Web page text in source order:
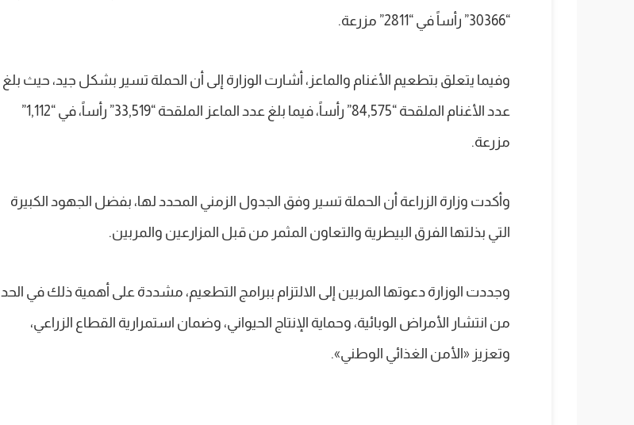
“30366” رأساً في “2811” مزرعة.
وفيما يتعلق بتطعيم الأغنام والماعز، أشارت الوزارة إلى أن الحملة تسير بشكل جيد، حيث بلغ
عدد الأغنام الملقحة “84,575” رأساً، فيما بلغ عدد الماعز الملقحة “33,519” رأساً، في “1,112”
مزرعة.
وأكدت وزارة الزراعة أن الحملة تسير وفق الجدول الزمني المحدد لها، بفضل الجهود الكبيرة
التي بذلتها الفرق البيطرية والتعاون المثمر من قبل المزارعين والمربين.
وجددت الوزارة دعوتها المربين إلى الالتزام ببرامج التطعيم، مشددة على أهمية ذلك في الحد
من انتشار الأمراض الوبائية، وحماية الإنتاج الحيواني، وضمان استمرارية القطاع الزراعي،
وتعزيز «الأمن الغذائي الوطني».